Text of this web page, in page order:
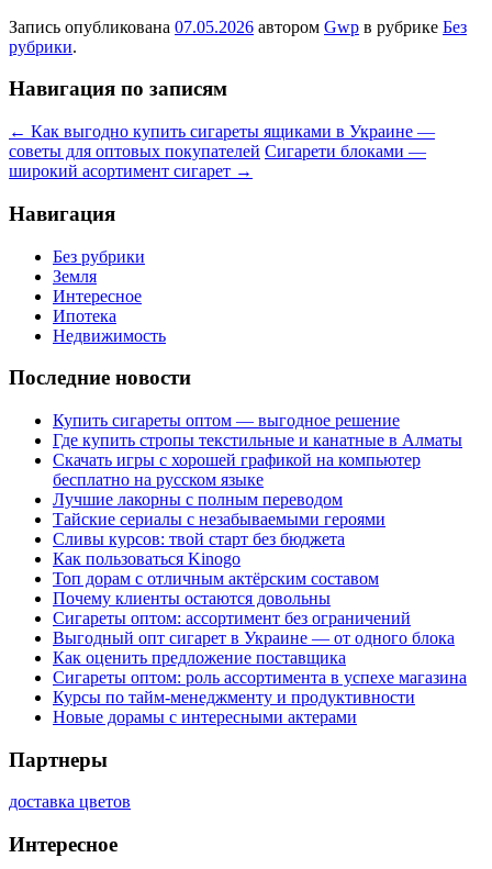
Запись опубликована 07.05.2026 автором Gwp в рубрике Без
рубрики.
Навигация по записям
← Как выгодно купить сигареты ящиками в Украине —
советы для оптовых покупателей Сигарети блоками —
широкий асортимент сигарет →
Навигация
Без рубрики
Земля
Интересное
Ипотека
Недвижимость
Последние новости
Купить сигареты оптом — выгодное решение
Где купить стропы текстильные и канатные в Алматы
Скачать игры с хорошей графикой на компьютер
бесплатно на русском языке
Лучшие лакорны с полным переводом
Тайские сериалы с незабываемыми героями
Сливы курсов: твой старт без бюджета
Как пользоваться Kinogo
Топ дорам с отличным актёрским составом
Почему клиенты остаются довольны
Сигареты оптом: ассортимент без ограничений
Выгодный опт сигарет в Украине — от одного блока
Как оценить предложение поставщика
Сигареты оптом: роль ассортимента в успехе магазина
Курсы по тайм-менеджменту и продуктивности
Новые дорамы с интересными актерами
Партнеры
доставка цветов
Интересное